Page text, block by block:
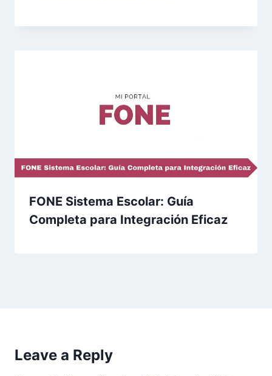
FONE Sistema Escolar: Guía
Completa para Integración Eficaz
Leave a Reply